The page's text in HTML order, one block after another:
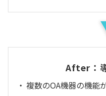
After：
複数のOA機器の機能